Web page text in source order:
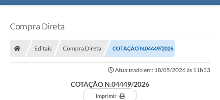
Compra Direta
Editais Compra Direta COTAÇÃO N.04449/2026
Atualizado em: 18/05/2026 às 11h33
COTAÇÃO N.04449/2026
Imprimir